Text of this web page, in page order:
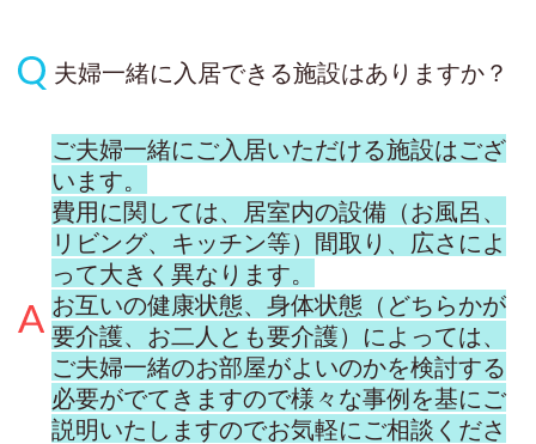
夫婦一緒に入居できる施設はありますか？
ご夫婦一緒にご入居いただける施設はござ
います。
費用に関しては、居室内の設備（お風呂、
リビング、キッチン等）間取り、広さによ
って大きく異なります。
お互いの健康状態、身体状態（どちらかが
要介護、お二人とも要介護）によっては、
ご夫婦一緒のお部屋がよいのかを検討する
必要がでてきますので様々な事例を基にご
説明いたしますのでお気軽にご相談くださ